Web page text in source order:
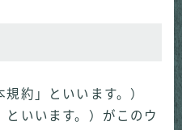
約」といいます。）
いいます。）がこのウ